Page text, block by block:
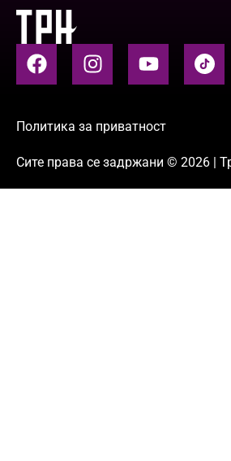
Политика за приватност
Сите права се задржани © 2026 |